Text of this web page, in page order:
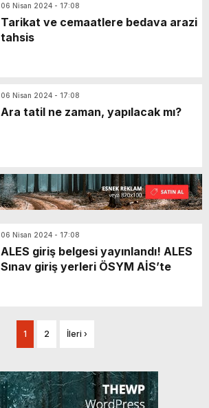
06 Nisan 2024 - 17:08
Tarikat ve cemaatlere bedava arazi
tahsis
06 Nisan 2024 - 17:08
Ara tatil ne zaman, yapılacak mı?
06 Nisan 2024 - 17:08
ALES giriş belgesi yayınlandı! ALES
Sınav giriş yerleri ÖSYM AİS’te
1 2 İleri ›